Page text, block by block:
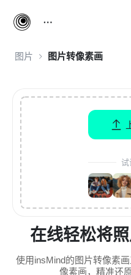
图片 图片转像素画
在线轻松将
使用insMind的图片转像素
像素画，精准还